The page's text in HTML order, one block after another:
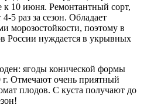
10 июня. Ремонтантный сорт,
5 раз за сезон. Обладает
морозостойкости, поэтому в
России нуждается в укрывных
ягоды конической формы
г. Отмечают очень приятный
плодов. С куста получают до